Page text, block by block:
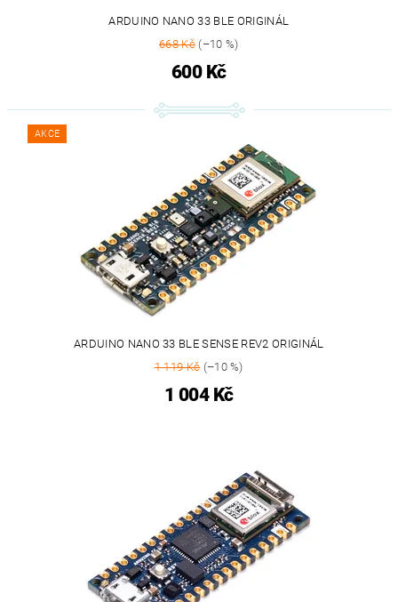
ARDUINO NANO 33 BLE ORIGINÁL
668 Kč(–10 %)
600 Kč
AKCE
ARDUINO NANO 33 BLE SENSE REV2 ORIGINÁL
1 119 Kč(–10 %)
1 004 Kč